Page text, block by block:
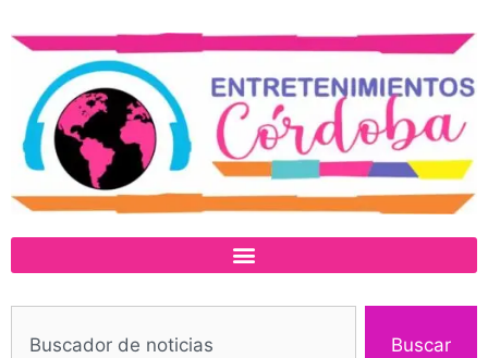
Buscar